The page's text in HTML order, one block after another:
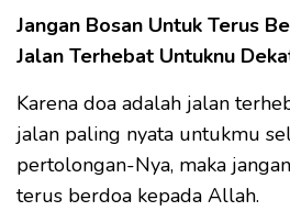
Jangan Bosan Untuk Terus
Jalan Terhebat Untuknu
Karena doa adalah jalan
jalan paling nyata untukmu
pertolongan-Nya, maka
terus berdoa kepada Allah.